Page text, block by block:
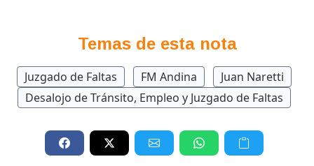
Temas de esta nota
Juzgado de Faltas FM Andina
Juan Naretti
Desalojo de Tránsito, Empleo y Juzgado de Faltas